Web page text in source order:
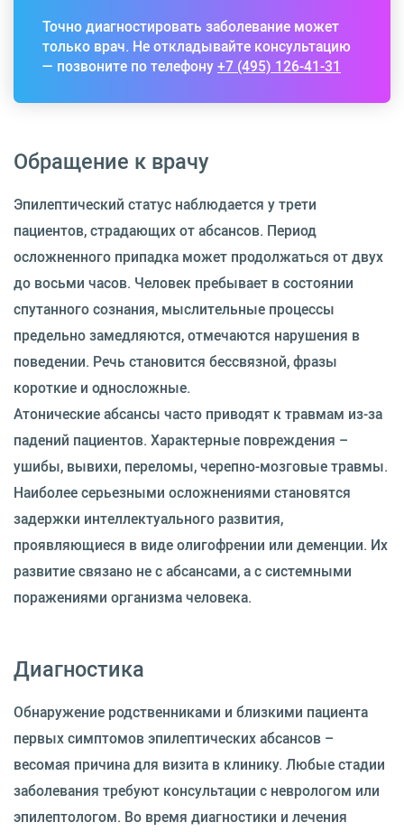
Точно диагностировать заболевание может
только врач. Не откладывайте консультацию
— позвоните по телефону+7 (495) 126-41-31
Обращение к врачу
Эпилептический статус наблюдается у трети
пациентов, страдающих от абсансов. Период
осложненного припадка может продолжаться от двух
до восьми часов. Человек пребывает в состоянии
спутанного сознания, мыслительные процессы
предельно замедляются, отмечаются нарушения в
поведении. Речь становится бессвязной, фразы
короткие и односложные.
Атонические абсансы часто приводят к травмам из-за
падений пациентов. Характерные повреждения –
ушибы, вывихи, переломы, черепно-мозговые травмы.
Наиболее серьезными осложнениями становятся
задержки интеллектуального развития,
проявляющиеся в виде олигофрении или деменции. Их
развитие связано не с абсансами, а с системными
поражениями организма человека.
Диагностика
Обнаружение родственниками и близкими пациента
первых симптомов эпилептических абсансов –
весомая причина для визита в клинику. Любые стадии
заболевания требуют консультации с неврологом или
эпилептологом. Во время диагностики и лечения